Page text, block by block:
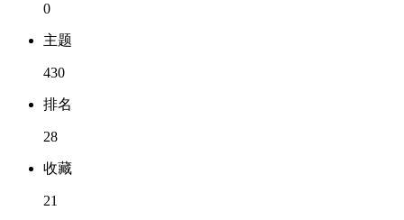
0
主题
430
排名
28
收藏
21